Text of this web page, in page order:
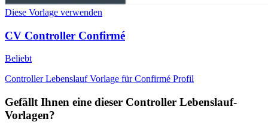
Diese Vorlage verwenden
CV Controller Confirmé
Beliebt
Controller Lebenslauf Vorlage für Confirmé Profil
Gefällt Ihnen eine dieser Controller Lebenslauf-
Vorlagen?